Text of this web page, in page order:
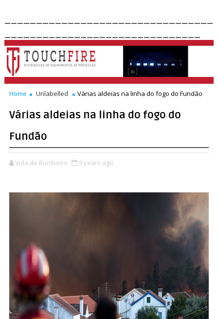
Home Unlabelled Várias aldeias na linha do fogo do Fundão
Várias aldeias na linha do fogo do
Fundão
Vida de Bombeiro 9 years ago